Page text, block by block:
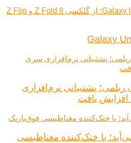
پشتیبانی نرم‌افزاری
با خنک‌کننده مغناطیسی